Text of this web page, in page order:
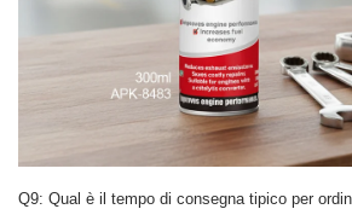
Q9: Qual è il tempo di consegna tipico per